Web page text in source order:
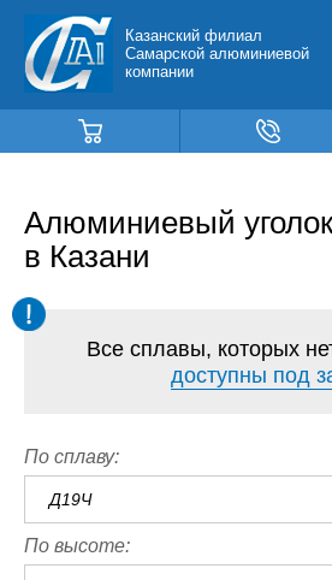
Казанский филиал
Самарской алюминиевой
компании
Алюминиевый
в Казани
Все сплавы, которых
доступны под
По сплаву:
Д19Ч
По высоте: